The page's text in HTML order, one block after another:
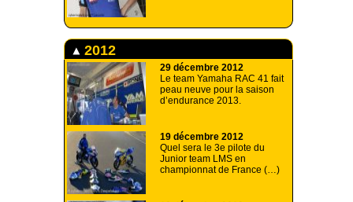
2012
29 décembre 2012
Le team Yamaha RAC 41 fait
peau neuve pour la saison
d’endurance 2013.
19 décembre 2012
Quel sera le 3e pilote du
Junior team LMS en
championnat de France (…)